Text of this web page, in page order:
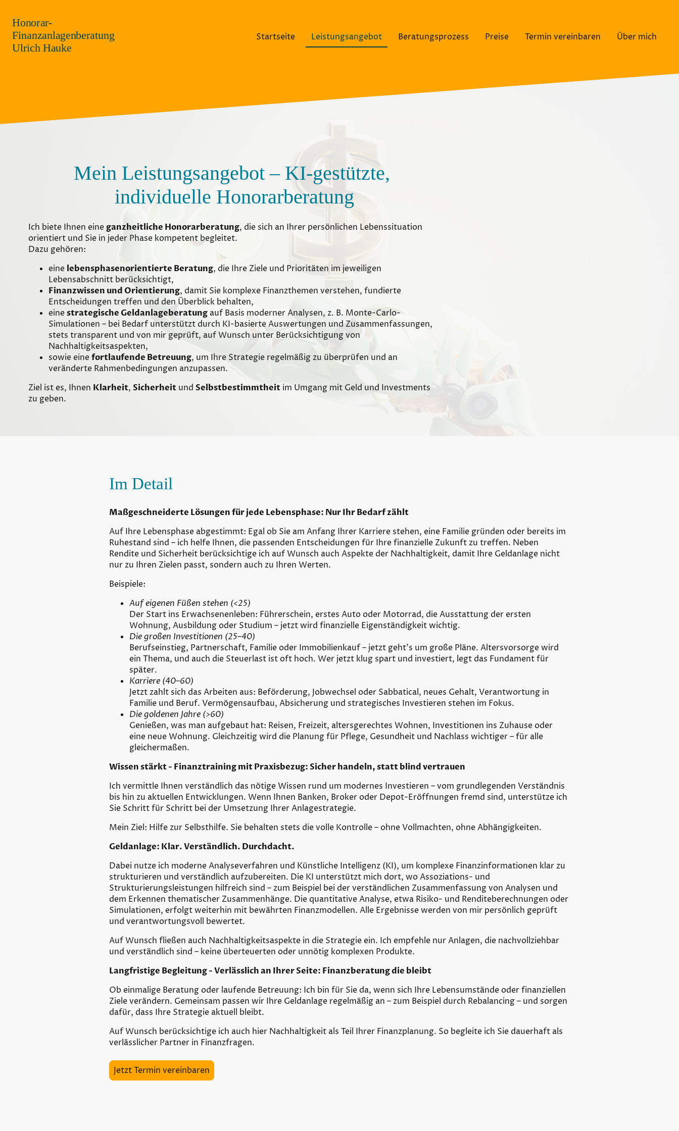
Honorar-
Finanzanlagenberatung
Ulrich Hauke
Startseite Leistungsangebot Beratungsprozess Preise Termin vereinbaren Über mich
Mein Leistungsangebot – KI-gestützte,
individuelle Honorarberatung
Ich biete Ihnen eineganzheitliche Honorarberatung, die sich an Ihrer persönlichen Lebenssituation
orientiert und Sie in jeder Phase kompetent begleitet.
Dazu gehören:
eine lebensphasenorientierte Beratung, die Ihre Ziele und Prioritäten im jeweiligen
Lebensabschnitt berücksichtigt,
Finanzwissen und Orientierung, damit Sie komplexe Finanzthemen verstehen, fundierte
Entscheidungen treffen und den Überblick behalten,
einestrategische Geldanlageberatung auf Basis moderner Analysen, z. B. Monte-Carlo-
Simulationen – bei Bedarf unterstützt durch KI-basierte Auswertungen und Zusammenfassungen,
stets transparent und von mir geprüft, auf Wunsch unter Berücksichtigung von
Nachhaltigkeitsaspekten,
sowie einefortlaufende Betreuung, um Ihre Strategie regelmäßig zu überprüfen und an
veränderte Rahmenbedingungen anzupassen.
Ziel ist es, Ihnen Klarheit, Sicherheit und Selbstbestimmtheit im Umgang mit Geld und Investments
zu geben.
Im Detail
Maßgeschneiderte Lösungen für jede Lebensphase: Nur Ihr Bedarf zählt
Auf Ihre Lebensphase abgestimmt: Egal ob Sie am Anfang Ihrer Karriere stehen, eine Familie gründen oder bereits im
Ruhestand sind – ich helfe Ihnen, die passenden Entscheidungen für Ihre finanzielle Zukunft zu treffen. Neben
Rendite und Sicherheit berücksichtige ich auf Wunsch auch Aspekte der Nachhaltigkeit, damit Ihre Geldanlage nicht
nur zu Ihren Zielen passt, sondern auch zu Ihren Werten.
Beispiele:
Auf eigenen Füßen stehen (<25)
Der Start ins Erwachsenenleben: Führerschein, erstes Auto oder Motorrad, die Ausstattung der ersten
Wohnung, Ausbildung oder Studium – jetzt wird finanzielle Eigenständigkeit wichtig.
Die großen Investitionen (25–40)
Berufseinstieg, Partnerschaft, Familie oder Immobilienkauf – jetzt geht’s um große Pläne. Altersvorsorge wird
ein Thema, und auch die Steuerlast ist oft hoch. Wer jetzt klug spart und investiert, legt das Fundament für
später.
Karriere (40–60)
Jetzt zahlt sich das Arbeiten aus: Beförderung, Jobwechsel oder Sabbatical, neues Gehalt, Verantwortung in
Familie und Beruf. Vermögensaufbau, Absicherung und strategisches Investieren stehen im Fokus.
Die goldenen Jahre (>60)
Genießen, was man aufgebaut hat: Reisen, Freizeit, altersgerechtes Wohnen, Investitionen ins Zuhause oder
eine neue Wohnung. Gleichzeitig wird die Planung für Pflege, Gesundheit und Nachlass wichtiger – für alle
gleichermaßen.
Wissen stärkt - Finanztraining mit Praxisbezug: Sicher handeln, statt blind vertrauen
Ich vermittle Ihnen verständlich das nötige Wissen rund um modernes Investieren – vom grundlegenden Verständnis
bis hin zu aktuellen Entwicklungen. Wenn Ihnen Banken, Broker oder Depot-Eröffnungen fremd sind, unterstütze ich
Sie Schritt für Schritt bei der Umsetzung Ihrer Anlagestrategie.
Mein Ziel: Hilfe zur Selbsthilfe. Sie behalten stets die volle Kontrolle – ohne Vollmachten, ohne Abhängigkeiten.
Geldanlage: Klar. Verständlich. Durchdacht.
Dabei nutze ich moderne Analyseverfahren und Künstliche Intelligenz (KI), um komplexe Finanzinformationen klar zu
strukturieren und verständlich aufzubereiten. Die KI unterstützt mich dort, wo Assoziations- und
Strukturierungsleistungen hilfreich sind – zum Beispiel bei der verständlichen Zusammenfassung von Analysen und
dem Erkennen thematischer Zusammenhänge. Die quantitative Analyse, etwa Risiko- und Renditeberechnungen oder
Simulationen, erfolgt weiterhin mit bewährten Finanzmodellen. Alle Ergebnisse werden von mir persönlich geprüft
und verantwortungsvoll bewertet.
Auf Wunsch fließen auch Nachhaltigkeitsaspekte in die Strategie ein. Ich empfehle nur Anlagen, die nachvollziehbar
und verständlich sind – keine überteuerten oder unnötig komplexen Produkte.
Langfristige Begleitung - Verlässlich an Ihrer Seite: Finanzberatung die bleibt
Ob einmalige Beratung oder laufende Betreuung: Ich bin für Sie da, wenn sich Ihre Lebensumstände oder finanziellen
Ziele verändern. Gemeinsam passen wir Ihre Geldanlage regelmäßig an – zum Beispiel durch Rebalancing – und sorgen
dafür, dass Ihre Strategie aktuell bleibt.
Auf Wunsch berücksichtige ich auch hier Nachhaltigkeit als Teil Ihrer Finanzplanung. So begleite ich Sie dauerhaft als
verlässlicher Partner in Finanzfragen.
Jetzt Termin vereinbaren